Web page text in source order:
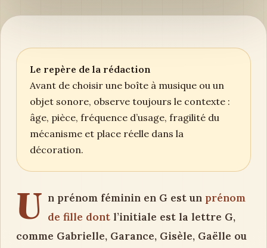
Le repère de la rédaction
Avant de choisir une boîte à musique ou un
objet sonore, observe toujours le contexte :
âge, pièce, fréquence d’usage, fragilité du
mécanisme et place réelle dans la
décoration.
U n prénom féminin en G est un prénom
de fille dontl’initiale est la lettre G,
comme Gabrielle, Garance, Gisèle, Gaëlle ou